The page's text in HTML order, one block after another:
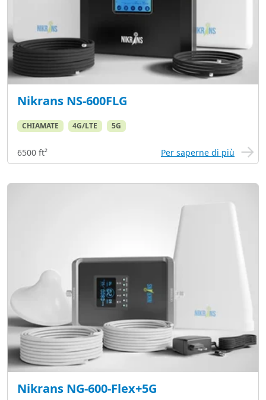
Nikrans NS-600FLG
CHIAMATE 4G/LTE 5G
6500 ft² Per saperne di più
Nikrans NG-600-Flex+5G